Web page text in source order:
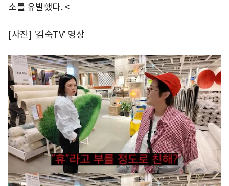
소를 유발했다. <
[사진] '김숙TV' 영상